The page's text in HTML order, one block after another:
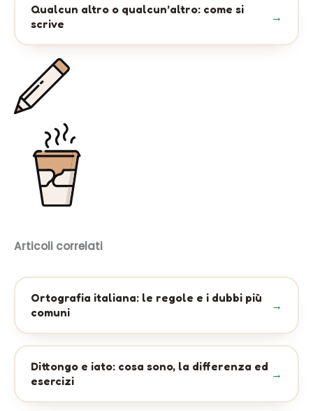
Qualcun altro o qualcun’altro: come si
scrive
Articoli correlati
Ortografia italiana: le regole e i dubbi più
comuni
Dittongo e iato: cosa sono, la differenza ed
esercizi